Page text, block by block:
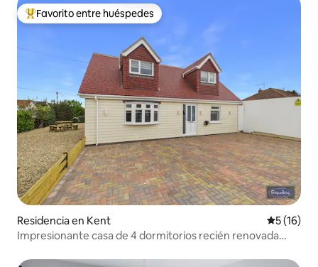
De los mejores en Favorito entre huéspedes
Favorito entre huéspedes
Residencia en Kent
5 (16)
Impresionante casa de 4 dormitorios recién renovada